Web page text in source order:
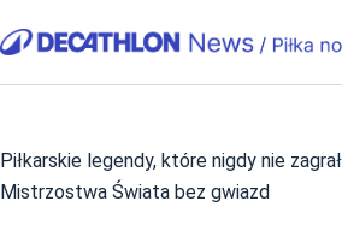
do
Piłkarskie legendy, które nigdy nie
Mistrzostwa Świata bez gwiazd